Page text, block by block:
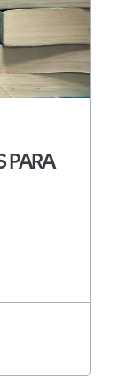
PARA